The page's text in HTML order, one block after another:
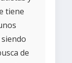
tiene
de